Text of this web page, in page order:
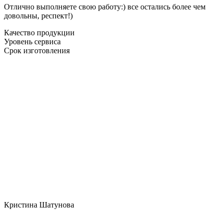
Отлично выполняете свою работу:) все остались более чем
довольны, респект!)
Качество продукции
Уровень сервиса
Срок изготовления
Кристина Шатунова